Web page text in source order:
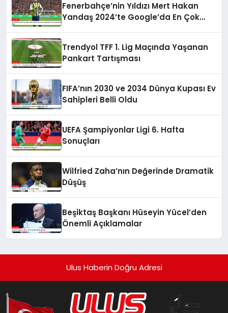
Fenerbahçe’nin Yıldızı Mert Hakan
Yandaş 2024’te Google’da En Çok
Trendyol TFF 1. Lig Maçında Yaşanan
Pankart Tartışması
FIFA’nın 2030 ve 2034 Dünya Kupası Ev
Sahipleri Belli Oldu
UEFA Şampiyonlar Ligi 6. Hafta
Sonuçları
Wilfried Zaha’nın Değerinde Dramatik
Düşüş
Beşiktaş Başkanı Hüseyin Yücel’den
Önemli Açıklamalar
Ulus Haberin Doğru Adresi